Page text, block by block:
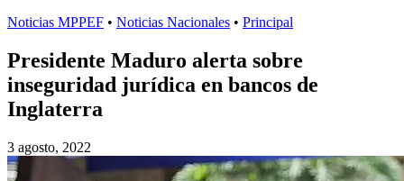
Noticias MPPEF • Noticias Nacionales • Principal
Presidente Maduro alerta sobre
inseguridad jurídica en bancos de
Inglaterra
3 agosto, 2022